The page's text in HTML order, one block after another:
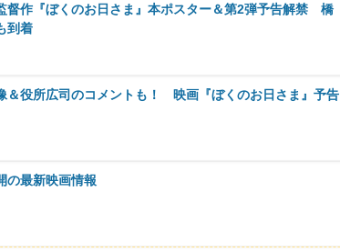
督作『ぼくのお日さま』本ポスター＆第2弾予告解禁 橋
到着
＆役所広司のコメントも！ 映画『ぼくのお日さま』予告
の最新映画情報